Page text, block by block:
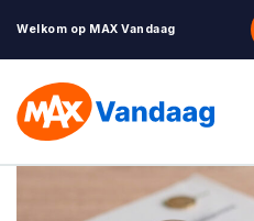
Welkom op MAX Vandaag